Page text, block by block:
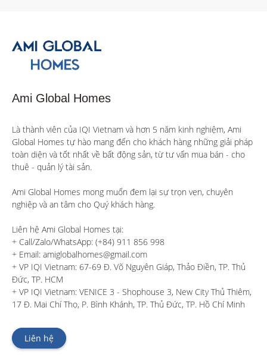
Ami Global Homes
Là thành viên của IQI Vietnam và hơn 5 năm kinh nghiệm, Ami
Global Homes tự hào mang đến cho khách hàng những giải pháp
toàn diện và tốt nhất về bất động sản, từ tư vấn mua bán - cho
thuê - quản lý tài sản.
Ami Global Homes mong muốn đem lại sự trọn vẹn, chuyên
nghiệp và an tâm cho Quý khách hàng.
Liên hệ Ami Global Homes tại:
+ Call/Zalo/WhatsApp: (+84) 911 856 998
+ Email: amiglobalhomes@gmail.com
+ VP IQI Vietnam: 67-69 Đ. Võ Nguyên Giáp, Thảo Điền, TP. Thủ
Đức, TP. HCM
+ VP IQI Vietnam: VENICE 3 - Shophouse 3, New City Thủ Thiêm,
17 Đ. Mai Chí Thọ, P. Bình Khánh, TP. Thủ Đức, TP. Hồ Chí Minh
Liên hệ